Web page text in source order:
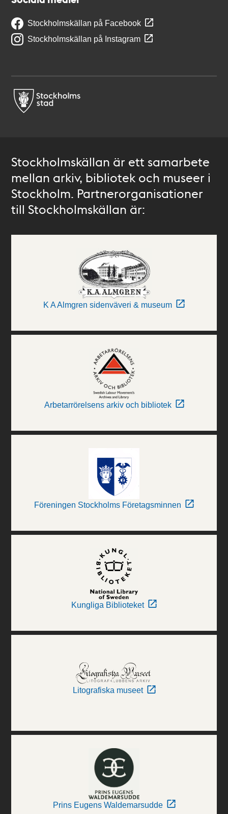
Stockholmskällan på Facebook
Stockholmskällan på Instagram
Stockholmskällan är ett samarbete
mellan arkiv, bibliotek och museer i
Stockholm. Partnerorganisationer
till Stockholmskällan är:
K A Almgren sidenväveri & museum
Arbetarrörelsens arkiv och bibliotek
Föreningen Stockholms Företagsminnen
Kungliga Biblioteket
Litografiska museet
Prins Eugens Waldemarsudde